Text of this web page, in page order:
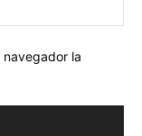
navegador la